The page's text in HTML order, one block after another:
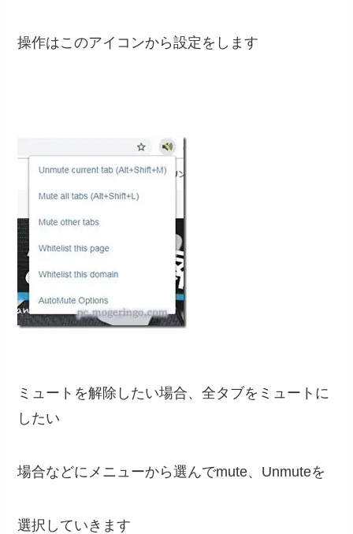
操作はこのアイコンから設定をします
ミュートを解除したい場合、全タブをミュートに
したい
場合などにメニューから選んでmute、Unmuteを
選択していきます